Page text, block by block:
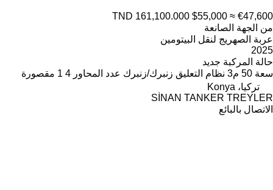
TND 161,100.000 $55,000 ≈ €47,600
من الجهة الصانعة
عربة الصهريج لنقل البيتومين
2025
حالة المركبة جديد
سعة 50 م3 نظام التعليق زنبرك/زنبرك عدد المحاور 4 1 مقصورة
تركيا، Konya
SİNAN TANKER TREYLER
الاتصال بالبائع